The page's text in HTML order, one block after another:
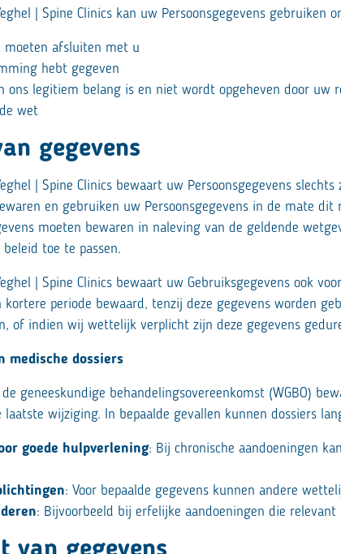
| Spine Clinics kan uw Persoonsgegevens gebruiken
moeten afsluiten met u
hebt gegeven
ons legitiem belang is en niet wordt opgeheven door uw
wet
gegevens
| Spine Clinics bewaart uw Persoonsgegevens
en gebruiken uw Persoonsgegevens in de mate
moeten bewaren in naleving van de geldende
toe te passen.
| Spine Clinics bewaart uw Gebruiksgegevens ook
kortere periode bewaard, tenzij deze gegevens worden
of indien wij wettelijk verplicht zijn deze gegevens
medische dossiers
geneeskundige behandelingsovereenkomst (WGBO)
wijziging. In bepaalde gevallen kunnen dossiers
goede hulpverlening: Bij chronische aandoeningen
: Voor bepaalde gegevens kunnen andere
: Bijvoorbeeld bij erfelijke aandoeningen die